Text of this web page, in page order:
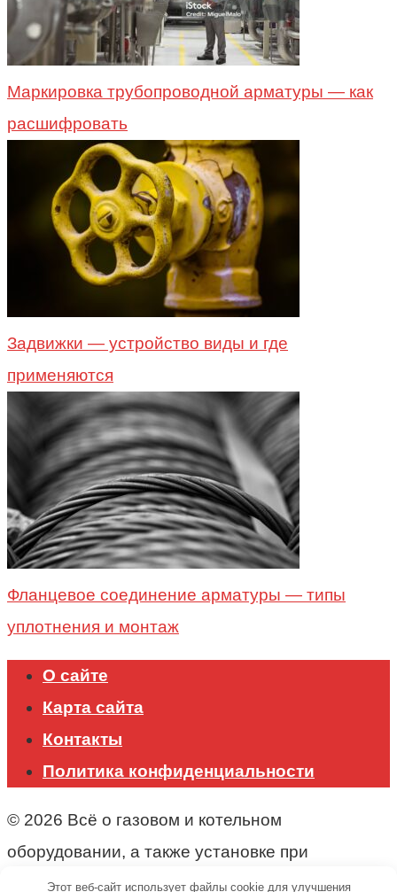
Маркировка трубопроводной арматуры — как
расшифровать
Задвижки — устройство виды и где
применяются
Фланцевое соединение арматуры — типы
уплотнения и монтаж
О сайте
Карта сайта
Контакты
Политика конфиденциальности
© 2026 Всё о газовом и котельном
оборудовании, а также установке при
строительстве.
Этот веб-сайт использует файлы cookie для улучшения